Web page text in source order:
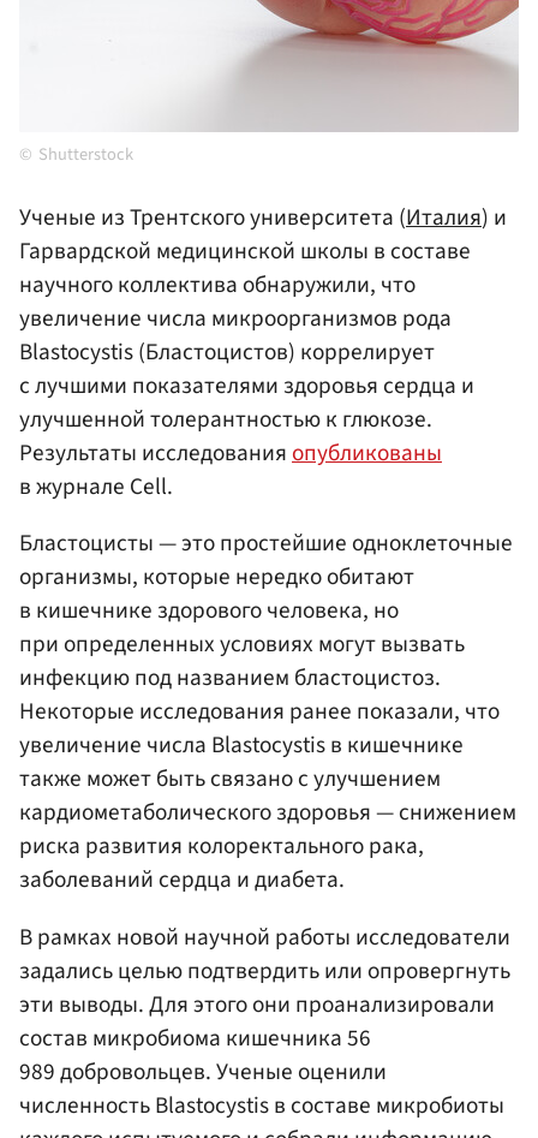
Shutterstock
Ученые из Трентского университета (Италия) и
Гарвардской медицинской школы в составе
научного коллектива обнаружили, что
увеличение числа микроорганизмов рода
Blastocystis (Бластоцистов) коррелирует
с лучшими показателями здоровья сердца и
улучшенной толерантностью к глюкозе.
Результаты исследованияопубликованы
в журнале Cell.
Бластоцисты — это простейшие одноклеточные
организмы, которые нередко обитают
в кишечнике здорового человека, но
при определенных условиях могут вызвать
инфекцию под названием бластоцистоз.
Некоторые исследования ранее показали, что
увеличение числа Blastocystis в кишечнике
также может быть связано с улучшением
кардиометаболического здоровья — снижением
риска развития колоректального рака,
заболеваний сердца и диабета.
В рамках новой научной работы исследователи
задались целью подтвердить или опровергнуть
эти выводы. Для этого они проанализировали
состав микробиома кишечника 56
989 добровольцев. Ученые оценили
численность Blastocystis в составе микробиоты